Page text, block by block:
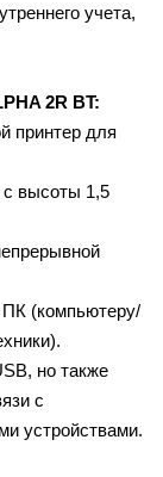
учета,
2R BT:
принтер для
с высоты 1,5
(компьютеру/
но также
с
устройствами.